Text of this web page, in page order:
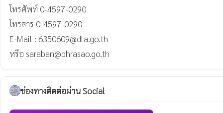
โทรศัพท์ 0-4597-0290
โทรสาร 0-4597-0290
E-Mail : 6350609@dla.go.th
หรือ saraban@phrasao.go.th
ช่องทางติดต่อผ่าน Social